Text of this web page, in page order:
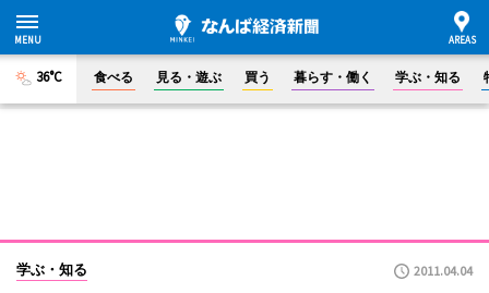
36°C 食べる 見る・遊ぶ 買う 暮らす・働く 学ぶ・知る
学ぶ・知る 2011.04.04